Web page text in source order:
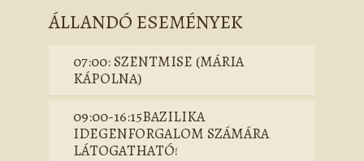
ÁLLANDÓ ESEMÉNYEK
07:00: SZENTMISE (MÁRIA
KÁPOLNA)
09:00-16:15BAZILIKA
IDEGENFORGALOM SZÁMÁRA
LÁTOGATHATÓ!